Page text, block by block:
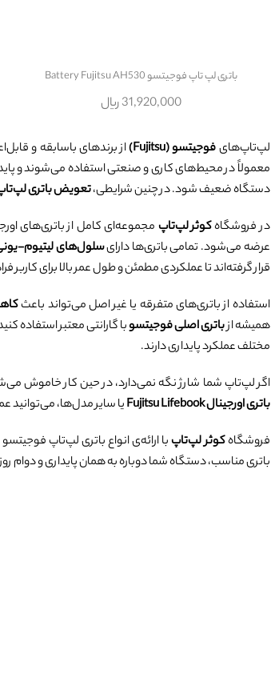
باتری لپ تاپ فوجیتسو Battery Fujitsu AH530
31,920,000 ریال
لپ‌تاپ‌هایفوجیتسو (Fujitsu)
از برندهای باسابقه و
معمولاً در محیط‌های کاری و صنعتی استفاده می‌شوند و
دستگاه ضعیف شود. در چنین شرایطی،تعویض باتری
در فروشگاهکوثر لپ‌تاپ مجموعه‌ای کامل از باتری‌های
عرضه می‌شود. تمامی باتری‌ها دارایسلول‌های لیتیوم-یونی
قرار گرفته‌اند تا عملکردی مطمئن و طول عمر بالا برای کاربر
استفاده از باتری‌های متفرقه یا غیر اصل می‌تواند باعث
همیشه ازباتری اصلی فوجیتسوبا گارانتی معتبر استفاده
مختلف عملکرد پایداری دارند.
اگر لپ‌تاپ شما شارژ نگه نمی‌دارد، در حین کار خاموش
باتری اورجینال Fujitsu Lifebook
یا سایر مدل‌ها، می‌توانید
فروشگاهکوثر لپ‌تاپبا ارائه‌ی انواع باتری لپ‌تاپ فوجیتسو
باتری مناسب، دستگاه شما دوباره به همان پایداری و